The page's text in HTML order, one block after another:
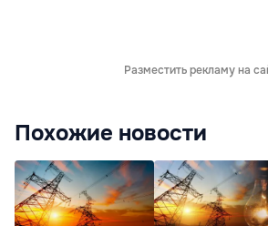
Разместить рекламу на
Похожие новости